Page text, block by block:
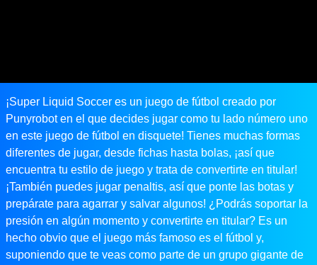
¡Super Liquid Soccer es un juego de fútbol creado por
Punyrobot en el que decides jugar como tu lado número uno
en este juego de fútbol en disquete! Tienes muchas formas
diferentes de jugar, desde fichas hasta bolas, ¡así que
encuentra tu estilo de juego y trata de convertirte en titular!
¡También puedes jugar penaltis, así que ponte las botas y
prepárate para agarrar y salvar algunos! ¿Podrás soportar la
presión en algún momento y convertirte en titular? Es un
hecho obvio que el juego más famoso es el fútbol y,
suponiendo que te veas como parte de un grupo gigante de